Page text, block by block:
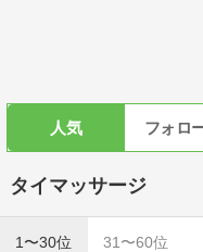
人気 フォロ
タイマッサージ
1〜30位 31〜60位